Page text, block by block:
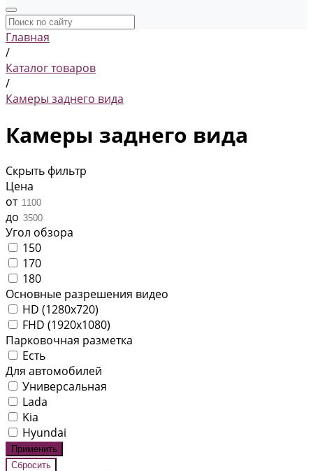
Главная
/
Каталог товаров
/
Камеры заднего вида
Камеры заднего вида
Скрыть фильтр
Цена
от
до
Угол обзора
150
170
180
Основные разрешения видео
HD (1280x720)
FHD (1920x1080)
Парковочная разметка
Есть
Для автомобилей
Универсальная
Lada
Kia
Hyundai